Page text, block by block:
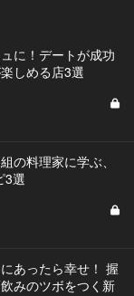
に！デートが成功
しめる店3選
の料理家に学ぶ、
3選
あったら幸せ！ 握
みのツボをつく新